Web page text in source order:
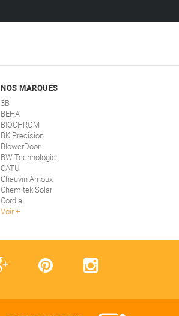
NOS MARQUES
3B
BEHA
BIOCHROM
BK Precision
BlowerDoor
BW Technologie
CATU
Chauvin Arnoux
Chemitek Solar
Cordia
Voir